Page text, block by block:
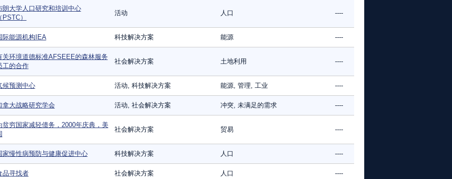
朗大学人口研究和培训中心
PSTC）
活动 人口 ----
际能源机构IEA 科技解决方案 能源 ----
关环境道德标准AFSEEE的森林服务
工的合作
社会解决方案 土地利用 ----
候预测中心 活动, 科技解决方案 能源, 管理, 工业 ----
拿大战略研究学会 活动, 社会解决方案 冲突, 未满足的需求 ----
贫穷国家减轻债务，2000年庆典，美
社会解决方案 贸易 ----
家慢性病预防与健康促进中心 科技解决方案 人口 ----
品寻找者 社会解决方案 人口 ----